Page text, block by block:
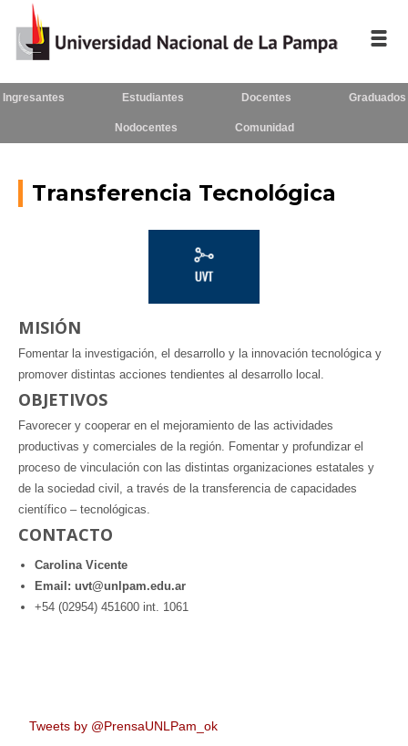
La UNLPam
Consejo Superior
Rectorado / Secretarías
Ingresantes Estudiantes Docentes Graduados
Nodocentes Comunidad
Transferencia Tecnológica
MISIÓN
Fomentar la investigación, el desarrollo y la innovación tecnológica y
promover distintas acciones tendientes al desarrollo local.
OBJETIVOS
Favorecer y cooperar en el mejoramiento de las actividades
productivas y comerciales de la región. Fomentar y profundizar el
proceso de vinculación con las distintas organizaciones estatales y
de la sociedad civil, a través de la transferencia de capacidades
científico – tecnológicas.
CONTACTO
Carolina Vicente
Email: uvt@unlpam.edu.ar
+54 (02954) 451600 int. 1061
Tweets by @PrensaUNLPam_ok